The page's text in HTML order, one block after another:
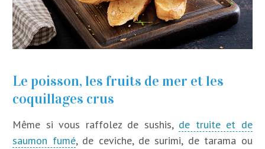
Le poisson, les fruits de mer et les
coquillages crus
Même si vous raffolez de sushis, de truite et de
saumon fumé, de ceviche, de surimi, de tarama ou